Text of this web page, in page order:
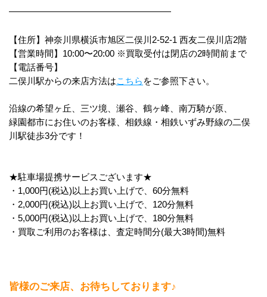
━━━━━━━━━━━━━━━━
【住所】神奈川県横浜市旭区二俣川2‐52‐1 西友二俣川店2階
【営業時間】10:00〜20:00 ※買取受付は閉店の2時間前まで
【電話番号】
二俣川駅からの来店方法はこちら をご参照下さい。
沿線の希望ヶ丘、三ツ境、瀬谷、鶴ヶ峰、南万騎が原、
緑園都市にお住いのお客様、相鉄線・相鉄いずみ野線の二俣
川駅徒歩3分です！
★駐車場提携サービスございます★
・1,000円(税込)以上お買い上げで、60分無料
・2,000円(税込)以上お買い上げで、120分無料
・5,000円(税込)以上お買い上げで、180分無料
・買取ご利用のお客様は、査定時間分(最大3時間)無料
皆様のご来店、お待ちしております♪